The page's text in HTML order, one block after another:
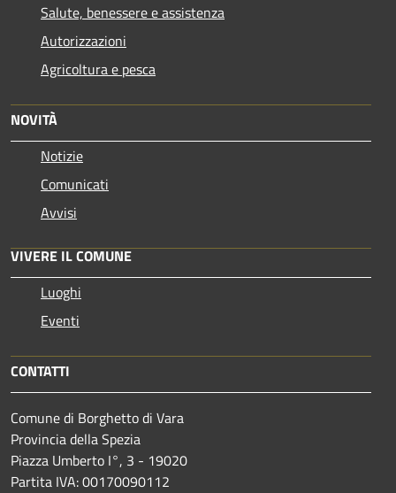
Salute, benessere e assistenza
Autorizzazioni
Agricoltura e pesca
NOVITÀ
Notizie
Comunicati
Avvisi
VIVERE IL COMUNE
Luoghi
Eventi
CONTATTI
Comune di Borghetto di Vara
Provincia della Spezia
Piazza Umberto I°, 3 - 19020
Partita IVA: 00170090112